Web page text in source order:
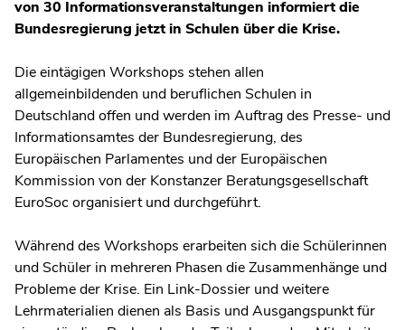
von 30 Informationsveranstaltungen informiert die
Bundesregierung jetzt in Schulen über die Krise.
Die eintägigen Workshops stehen allen
allgemeinbildenden und beruflichen Schulen in
Deutschland offen und werden im Auftrag des Presse- und
Informationsamtes der Bundesregierung, des
Europäischen Parlamentes und der Europäischen
Kommission von der Konstanzer Beratungsgesellschaft
EuroSoc organisiert und durchgeführt.
Während des Workshops erarbeiten sich die Schülerinnen
und Schüler in mehreren Phasen die Zusammenhänge und
Probleme der Krise. Ein Link-Dossier und weitere
Lehrmaterialien dienen als Basis und Ausgangspunkt für